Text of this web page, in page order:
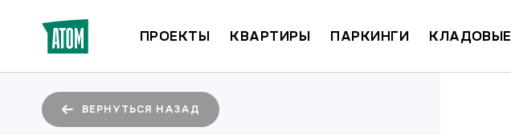
ПРОЕКТЫ КВАРТИРЫ ПАРКИНГИ КЛАДОВЫЕ
ВЕРНУТЬСЯ НАЗАД